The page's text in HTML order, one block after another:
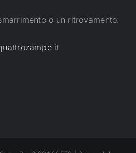
o un ritrovamento: